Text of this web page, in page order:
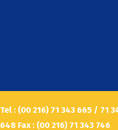
Tel : (00 216) 71 343 665 / 71
648 Fax : (00 216) 71 343 746